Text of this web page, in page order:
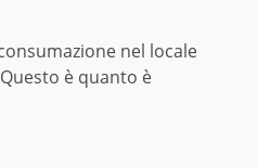
nel locale
Questo è quanto è